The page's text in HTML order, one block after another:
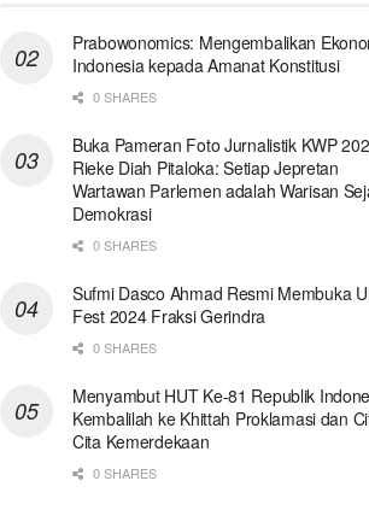
Prabowonomics: Mengembalikan
Indonesia kepada Amanat Konstitusi
0 SHARES
Buka Pameran Foto Jurnalistik KWP
Rieke Diah Pitaloka: Setiap Jepretan
Wartawan Parlemen adalah Warisan
Demokrasi
0 SHARES
Sufmi Dasco Ahmad Resmi Membuka
Fest 2024 Fraksi Gerindra
0 SHARES
Menyambut HUT Ke-81 Republik
Kembalilah ke Khittah Proklamasi dan
Cita Kemerdekaan
0 SHARES